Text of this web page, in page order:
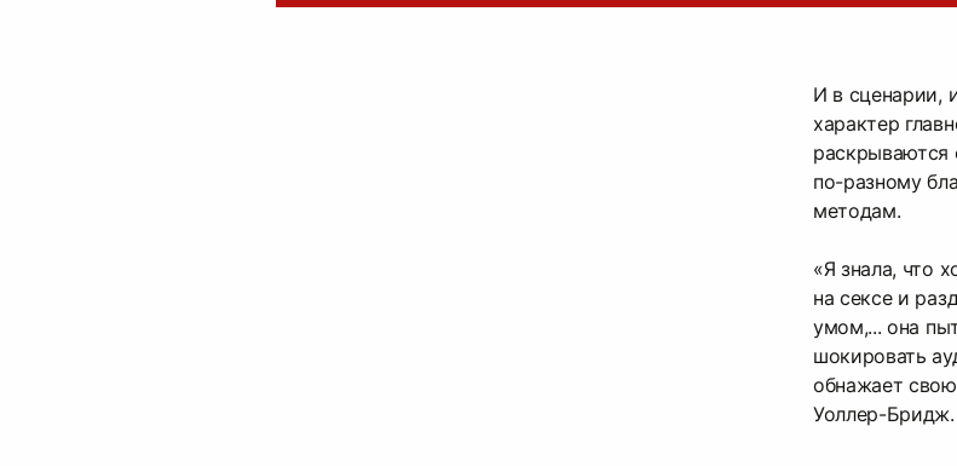
И в сценарии,
характер
раскрываются
по-разному
методам.
«Я знала, что
на сексе и
умом,... она
шокировать
обнажает
Уоллер-Бридж.